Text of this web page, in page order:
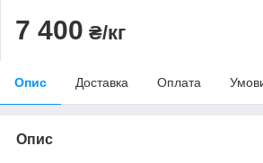
7 400 ₴/кг
Опис Доставка Оплата
Опис